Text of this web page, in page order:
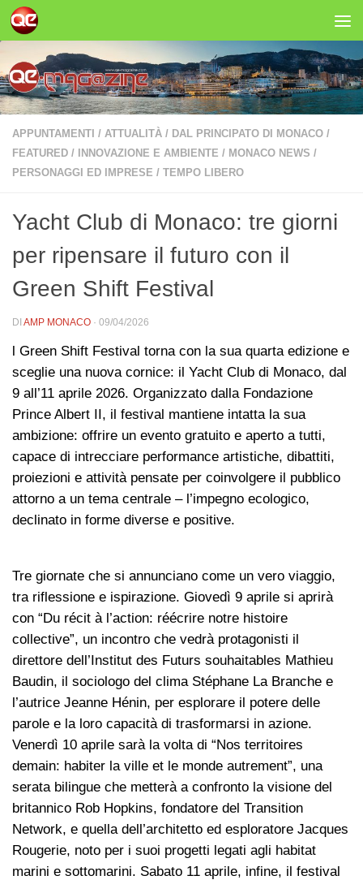
Salta al contenuto
APPUNTAMENTI / ATTUALITÀ / DAL PRINCIPATO DI MONACO /
FEATURED / INNOVAZIONE E AMBIENTE / MONACO NEWS /
PERSONAGGI ED IMPRESE / TEMPO LIBERO
Yacht Club di Monaco: tre giorni
per ripensare il futuro con il
Green Shift Festival
DI AMP MONACO · 09/04/2026
l Green Shift Festival torna con la sua quarta edizione e
sceglie una nuova cornice: il Yacht Club di Monaco, dal
9 all’11 aprile 2026. Organizzato dalla Fondazione
Prince Albert II, il festival mantiene intatta la sua
ambizione: offrire un evento gratuito e aperto a tutti,
capace di intrecciare performance artistiche, dibattiti,
proiezioni e attività pensate per coinvolgere il pubblico
attorno a un tema centrale – l’impegno ecologico,
declinato in forme diverse e positive.
Tre giornate che si annunciano come un vero viaggio,
tra riflessione e ispirazione. Giovedì 9 aprile si aprirà
con “Du récit à l’action: réécrire notre histoire
collective”, un incontro che vedrà protagonisti il
direttore dell’Institut des Futurs souhaitables Mathieu
Baudin, il sociologo del clima Stéphane La Branche e
l’autrice Jeanne Hénin, per esplorare il potere delle
parole e la loro capacità di trasformarsi in azione.
Venerdì 10 aprile sarà la volta di “Nos territoires
demain: habiter la ville et le monde autrement”, una
serata bilingue che metterà a confronto la visione del
britannico Rob Hopkins, fondatore del Transition
Network, e quella dell’architetto ed esploratore Jacques
Rougerie, noto per i suoi progetti legati agli habitat
marini e sottomarini. Sabato 11 aprile, infine, il festival